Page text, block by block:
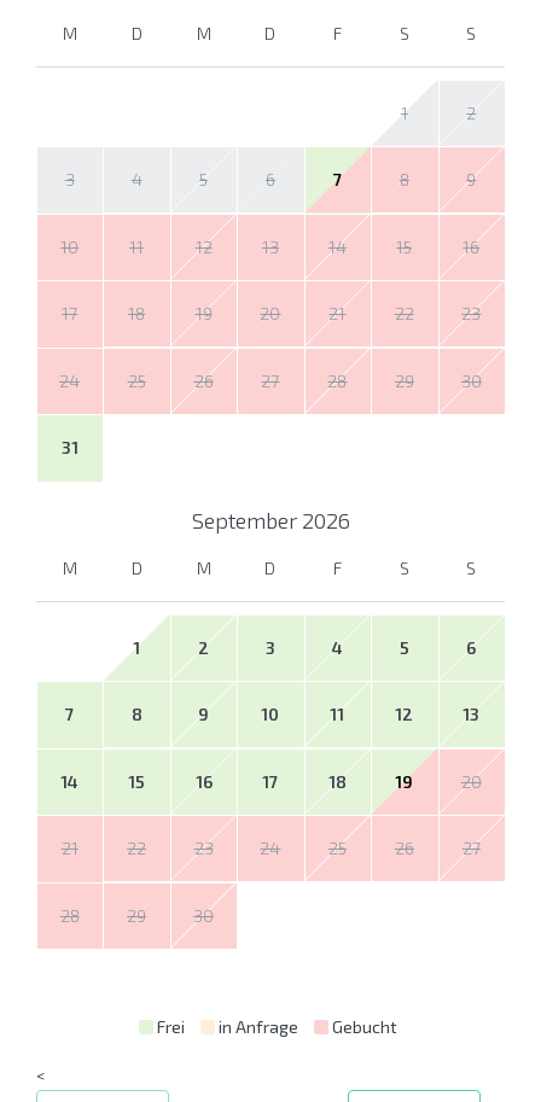
M D M D F S S
1 2
3 4 5 6 7 8 9
10 11 12 13 14 15 16
17 18 19 20 21 22 23
24 25 26 27 28 29 30
31
September 2026
M D M D F S S
1 2 3 4 5 6
7 8 9 10 11 12 13
14 15 16 17 18 19 20
21 22 23 24 25 26 27
28 29 30
Frei in Anfrage Gebucht
<